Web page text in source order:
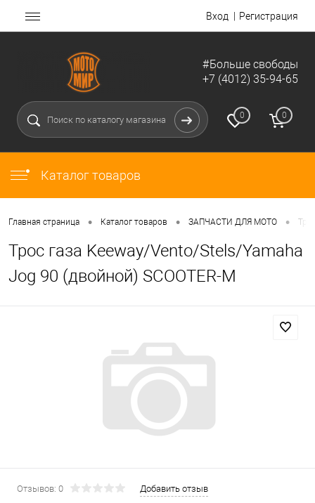
Вход Регистрация
#Больше свободы
+7 (4012) 35-94-65
0 0
Каталог товаров
Главная страница • Каталог товаров • ЗАПЧАСТИ ДЛЯ МОТО •
Трос газа Keeway/Vento/Stels/Yamaha
Jog 90 (двойной) SCOOTER-M
Отзывов: 0 Добавить отзыв